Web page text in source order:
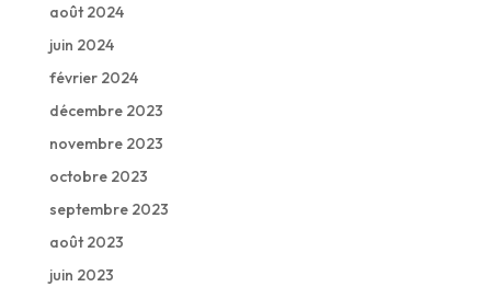
août 2024
juin 2024
février 2024
décembre 2023
novembre 2023
octobre 2023
septembre 2023
août 2023
juin 2023